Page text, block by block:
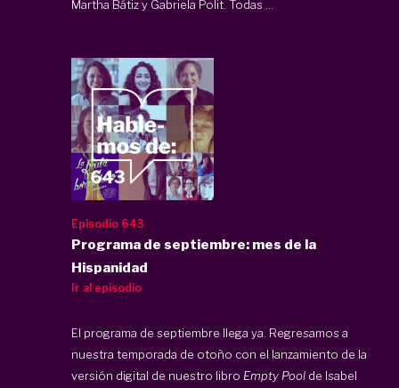
Martha Bátiz y Gabriela Polit. Todas ...
Episodio 643
Programa de septiembre: mes de la
Hispanidad
Ir al episodio
El programa de septiembre llega ya. Regresamos a
nuestra temporada de otoño con el lanzamiento de la
versión digital de nuestro libro Empty Pool de Isabel